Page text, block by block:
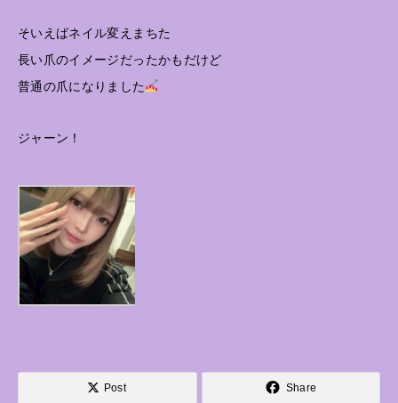
そいえばネイル変えまちた
長い爪のイメージだったかもだけど
普通の爪になりました
ジャーン！
Post Share